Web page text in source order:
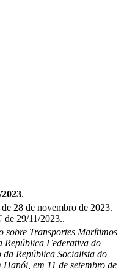
.
28 de novembro de 2023.
29/11/2023..
sobre Transportes Marítimos
República Federativa do
República Socialista do
em 11 de setembro de